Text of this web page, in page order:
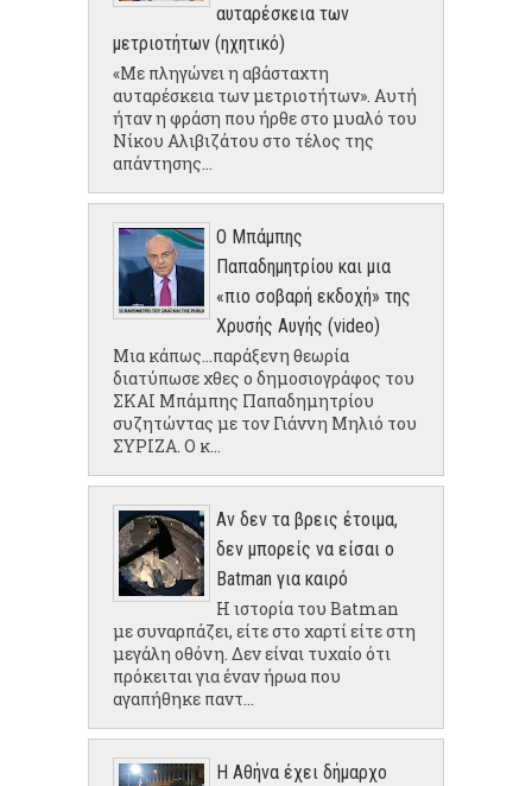
αυταρέσκεια των
μετριοτήτων (ηχητικό)
«Με πληγώνει η αβάσταχτη
αυταρέσκεια των μετριοτήτων». Αυτή
ήταν η φράση που ήρθε στο μυαλό του
Νίκου Αλιβιζάτου στο τέλος της
απάντησης...
Ο Μπάμπης
Παπαδημητρίου και μια
«πιο σοβαρή εκδοχή» της
Χρυσής Αυγής (video)
Μια κάπως...παράξενη θεωρία
διατύπωσε χθες ο δημοσιογράφος του
ΣΚΑΙ Μπάμπης Παπαδημητρίου
συζητώντας με τον Γιάννη Μηλιό του
ΣΥΡΙΖΑ. Ο κ...
Αν δεν τα βρεις έτοιμα,
δεν μπορείς να είσαι ο
Batman για καιρό
Η ιστορία του Batman
με συναρπάζει, είτε στο χαρτί είτε στη
μεγάλη οθόνη. Δεν είναι τυχαίο ότι
πρόκειται για έναν ήρωα που
αγαπήθηκε παντ...
Η Αθήνα έχει δήμαρχο